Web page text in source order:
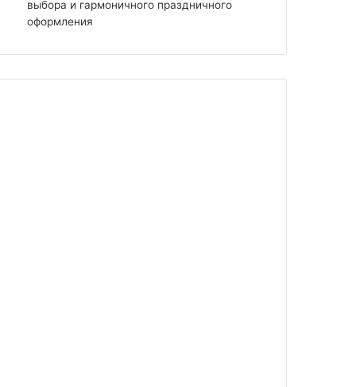
выбора и гармоничного праздничного
оформления